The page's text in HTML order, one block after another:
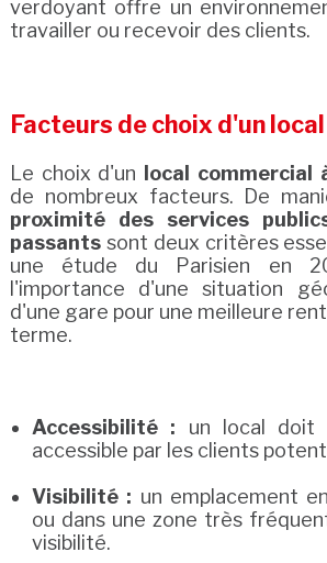
verdoyant offre un
travailler ou recevoir des clients.
Facteurs de choix d'un
Le choix d'un local commercial
de nombreux facteurs. De
proximité des services
passantssont deux critères
une étude du Parisien en
l'importance d'une situation
d'une gare pour une meilleure
terme.
Accessibilité : un local doit
accessible par les clients
Visibilité : un emplacement
ou dans une zone très
visibilité.